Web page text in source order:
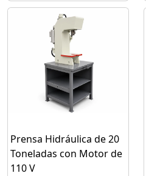
Prensa Hidráulica de 20
Toneladas con Motor de
110 V